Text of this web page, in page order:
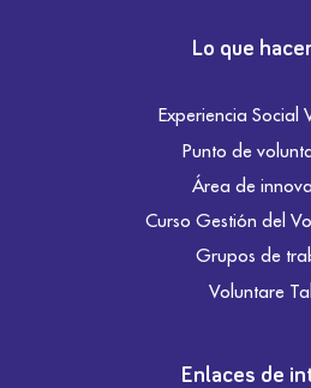
Lo que
Experiencia Social
Punto de
Área de
Curso Gestión del
Grupos de
Voluntare
Enlaces de